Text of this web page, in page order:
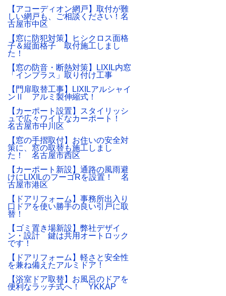
【アコーディオン網戸】取付が難
しい網戸も、ご相談ください！名
古屋市中区
【窓に防犯対策】ヒシクロス面格
子＆縦面格子 取付施工しまし
た！
【窓の防音・断熱対策】LIXIL内窓
「インプラス」取り付け工事
【門扉取替工事】LIXILアルシャイ
ンⅡ アルミ製伸縮式！
【カーポート設置】スタイリッシ
ュで広々ワイドなカーポート！
名古屋市中川区
【窓の手摺取付】お住いの安全対
策に、窓の取替も施工しまし
た！ 名古屋市西区
【カーポート新設】通路の風雨避
けにLIXILのフーゴRを設置！ 名
古屋市港区
【ドアリフォーム】事務所出入り
口ドアを使い勝手の良い引戸に取
替！
【ゴミ置き場新設】弊社デザイ
ン・設計 鍵は共用オートロック
です！
【ドアリフォーム】軽さと安全性
を兼ね備えたアルミドア！
【浴室ドア取替】お風呂のドアを
便利なラッチ式へ！ YKKAP